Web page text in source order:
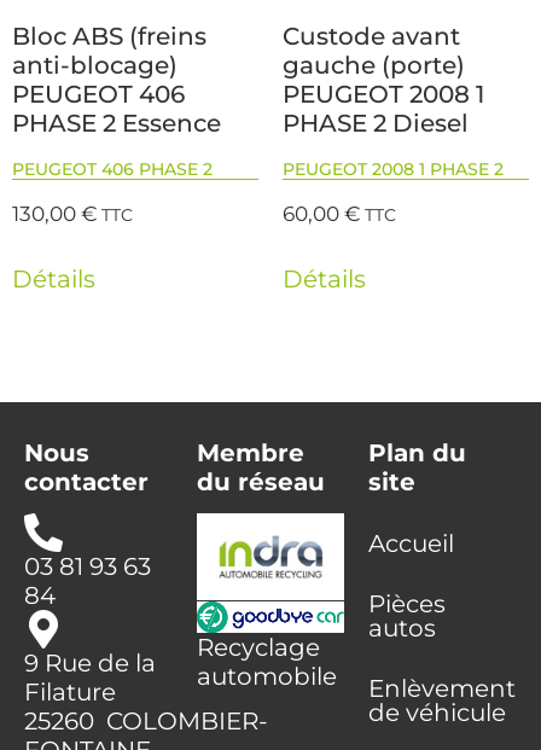
Bloc ABS (freins
anti-blocage)
PEUGEOT 406
PHASE 2 Essence
PEUGEOT 406 PHASE 2
130,00€ TTC
Détails
Custode avant
gauche (porte)
PEUGEOT 2008 1
PHASE 2 Diesel
PEUGEOT 2008 1 PHASE 2
60,00€ TTC
Détails
Nous
contacter
03 81 93 63
84
9 Rue de la
Filature
25260 COLOMBIER-
Membre
du réseau
Recyclage
automobile
Plan du
site
Accueil
Pièces
autos
Enlèvement
de véhicule